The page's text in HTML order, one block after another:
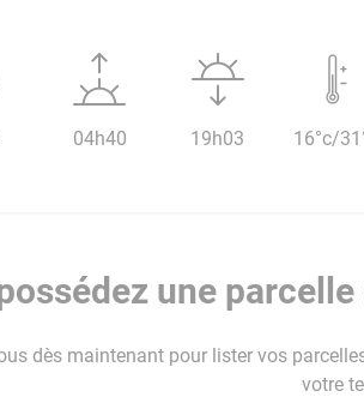
04h40 19h03 16°c/
une
dès maintenant pour lister vos
votre